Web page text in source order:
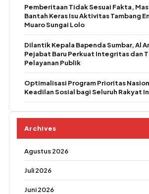
Pemberitaan Tidak Sesuai Fakta,
Bantah Keras Isu Aktivitas Tambang
Muaro Sungai Lolo
Dilantik Kepala Bapenda Sumbar, Al
Pejabat Baru Perkuat Integritas dan
Pelayanan Publik
Optimalisasi Program Prioritas
Keadilan Sosial bagi Seluruh Rakyat
Archives
Agustus 2026
Juli 2026
Juni 2026